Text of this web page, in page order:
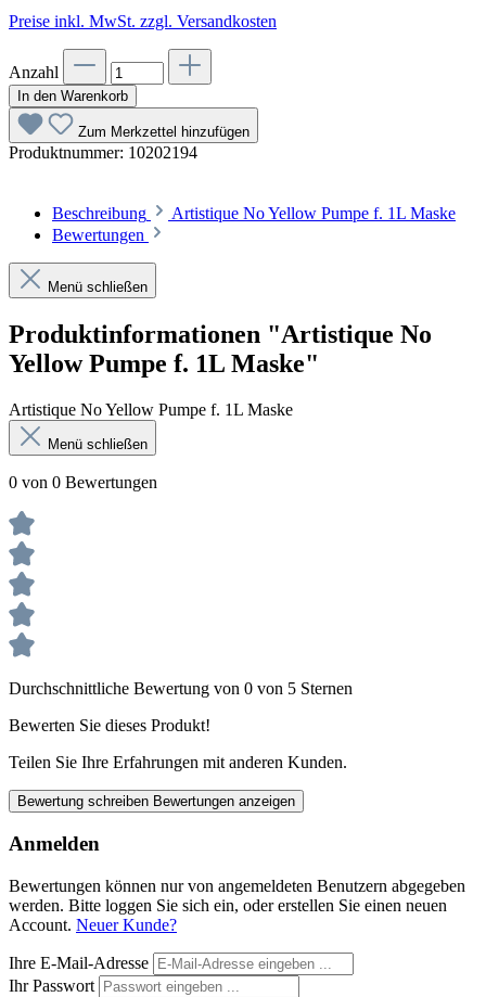
Preise inkl. MwSt. zzgl. Versandkosten
Anzahl
In den Warenkorb
Zum Merkzettel hinzufügen
Produktnummer: 10202194
Beschreibung
Artistique No Yellow Pumpe f. 1L Maske
Bewertungen
Menü schließen
Produktinformationen "Artistique No
Yellow Pumpe f. 1L Maske"
Artistique No Yellow Pumpe f. 1L Maske
Menü schließen
0 von 0 Bewertungen
Durchschnittliche Bewertung von 0 von 5 Sternen
Bewerten Sie dieses Produkt!
Teilen Sie Ihre Erfahrungen mit anderen Kunden.
Bewertung schreiben Bewertungen anzeigen
Anmelden
Bewertungen können nur von angemeldeten Benutzern abgegeben
werden. Bitte loggen Sie sich ein, oder erstellen Sie einen neuen
Account. Neuer Kunde?
Ihre E-Mail-Adresse
Ihr Passwort